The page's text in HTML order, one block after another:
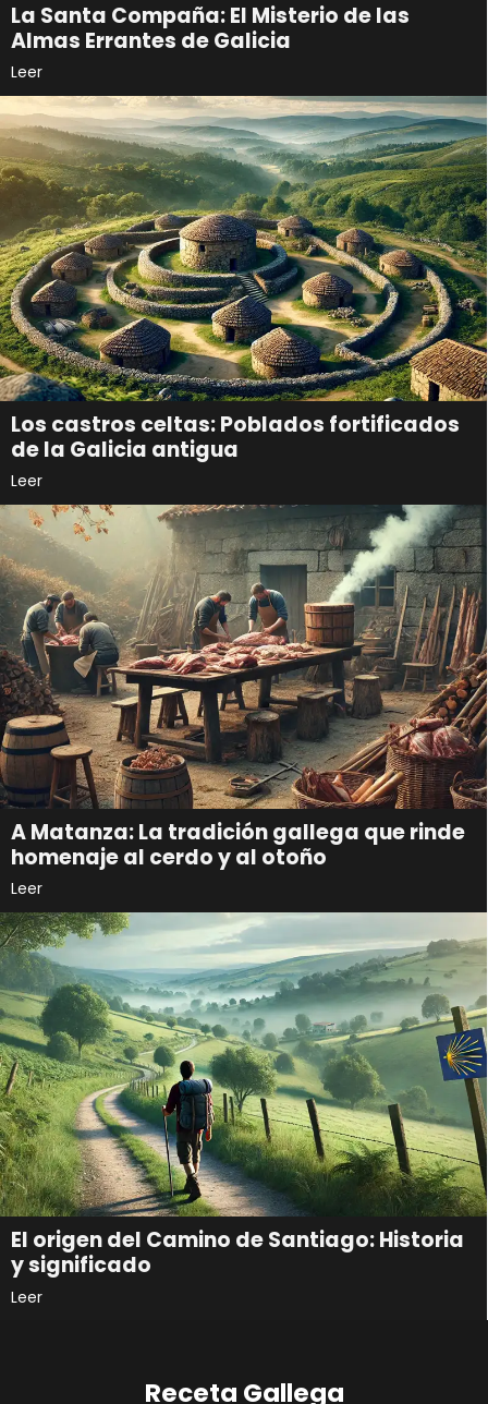
La Santa Compaña: El Misterio de las
Almas Errantes de Galicia
Leer
Los castros celtas: Poblados fortificados
de la Galicia antigua
Leer
A Matanza: La tradición gallega que rinde
homenaje al cerdo y al otoño
Leer
El origen del Camino de Santiago: Historia
y significado
Leer
Receta Gallega